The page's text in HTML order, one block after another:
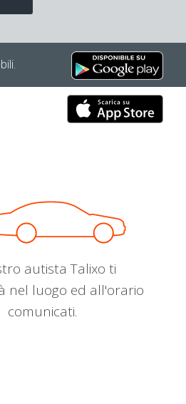
autista Talixo ti
nel luogo ed all'orario
comunicati.